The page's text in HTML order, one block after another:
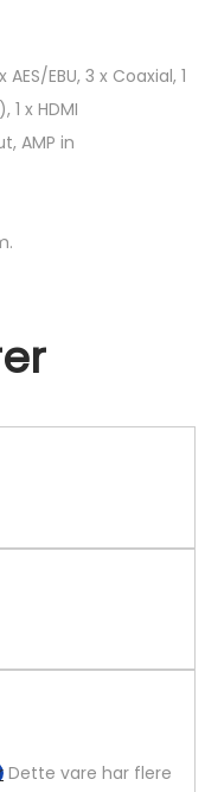
EBU, 3 x Coaxial, 1
1 x HDMI
AMP in
Dette vare har flere